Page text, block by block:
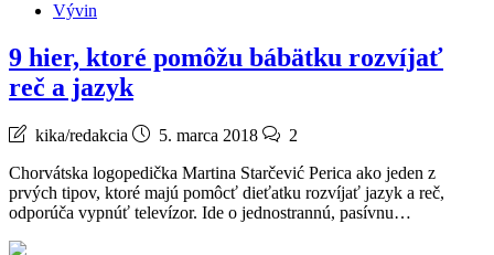
Vývin
9 hier, ktoré pomôžu bábätku rozvíjať
reč a jazyk
kika/redakcia 5. marca 2018
2
Chorvátska logopedička Martina Starčević Perica ako jeden z
prvých tipov, ktoré majú pomôcť dieťatku rozvíjať jazyk a reč,
odporúča vypnúť televízor. Ide o jednostrannú, pasívnu…